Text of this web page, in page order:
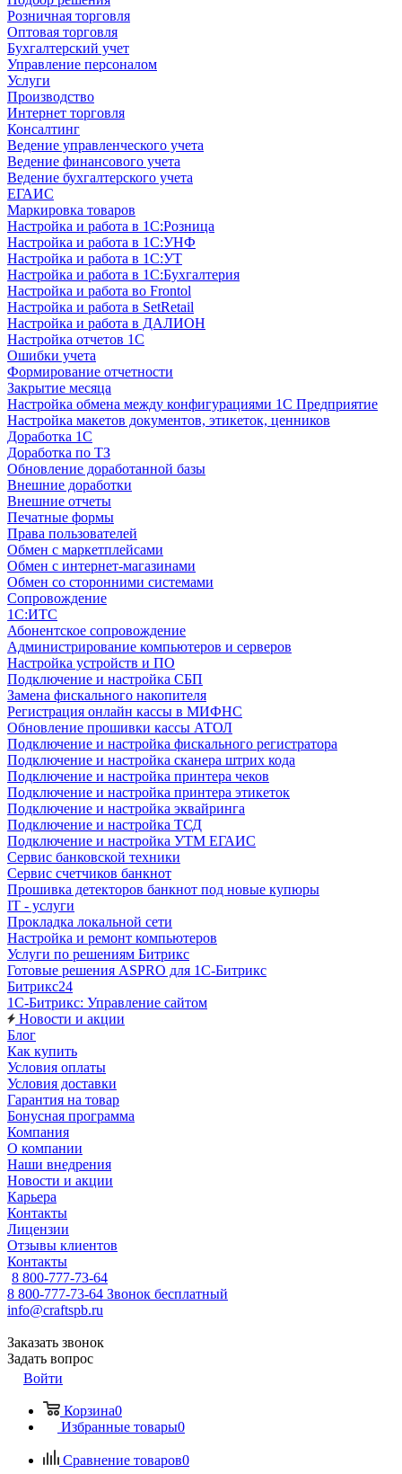
Розничная торговля
Оптовая торговля
Бухгалтерский учет
Управление персоналом
Услуги
Производство
Интернет торговля
Консалтинг
Ведение управленческого учета
Ведение финансового учета
Ведение бухгалтерского учета
ЕГАИС
Маркировка товаров
Настройка и работа в 1С:Розница
Настройка и работа в 1С:УНФ
Настройка и работа в 1С:УТ
Настройка и работа в 1С:Бухгалтерия
Настройка и работа во Frontol
Настройка и работа в SetRetail
Настройка и работа в ДАЛИОН
Настройка отчетов 1С
Ошибки учета
Формирование отчетности
Закрытие месяца
Настройка обмена между конфигурациями 1С Предприятие
Настройка макетов документов, этикеток, ценников
Доработка 1С
Доработка по ТЗ
Обновление доработанной базы
Внешние доработки
Внешние отчеты
Печатные формы
Права пользователей
Обмен с маркетплейсами
Обмен с интернет-магазинами
Обмен со сторонними системами
Сопровождение
1C:ИТС
Абонентское сопровождение
Администрирование компьютеров и серверов
Настройка устройств и ПО
Подключение и настройка СБП
Замена фискального накопителя
Регистрация онлайн кассы в МИФНС
Обновление прошивки кассы АТОЛ
Подключение и настройка фискального регистратора
Подключение и настройка сканера штрих кода
Подключение и настройка принтера чеков
Подключение и настройка принтера этикеток
Подключение и настройка эквайринга
Подключение и настройка ТСД
Подключение и настройка УТМ ЕГАИС
Сервис банковской техники
Сервис счетчиков банкнот
Прошивка детекторов банкнот под новые купюры
IT - услуги
Прокладка локальной сети
Настройка и ремонт компьютеров
Услуги по решениям Битрикс
Готовые решения ASPRO для 1С-Битрикс
Битрикс24
1С-Битрикс: Управление сайтом
Новости и акции
Блог
Как купить
Условия оплаты
Условия доставки
Гарантия на товар
Бонусная программа
Компания
О компании
Наши внедрения
Новости и акции
Карьера
Контакты
Лицензии
Отзывы клиентов
Контакты
8 800-777-73-64
8 800-777-73-64 Звонок бесплатный
info@craftspb.ru
Заказать звонок
Задать вопрос
Войти
Корзина0
Избранные товары0
Сравнение товаров0